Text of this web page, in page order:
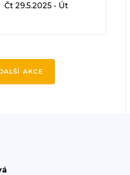
Čt 29.5.2025 - Út
AKCE